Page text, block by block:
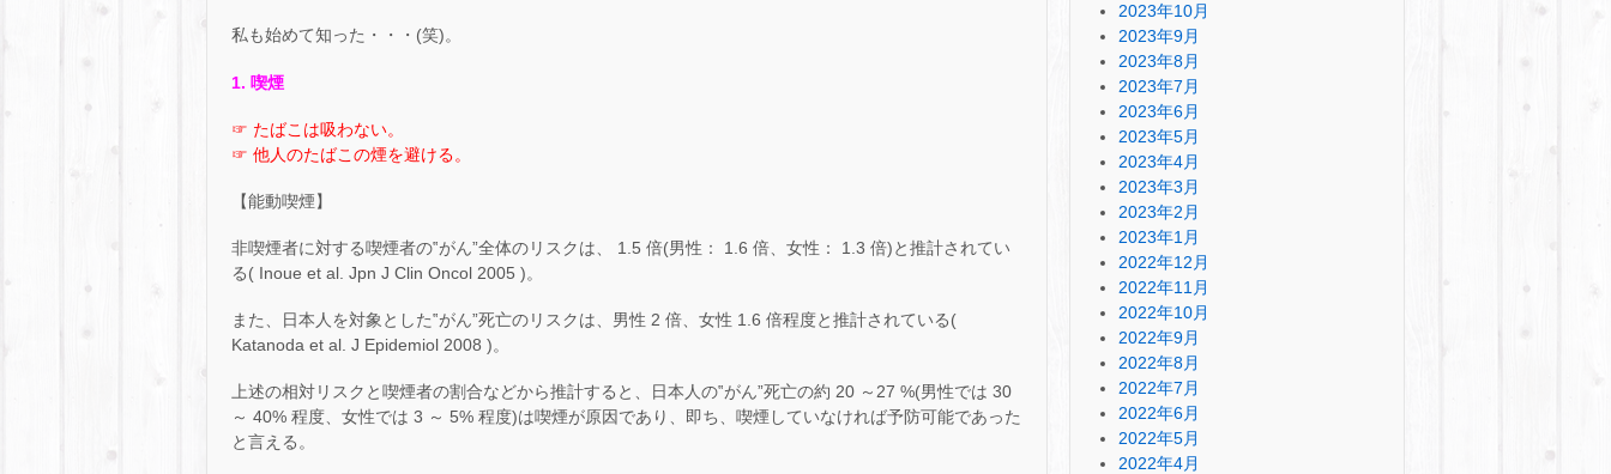
私も始めて知った・・・(笑)。
1. 喫煙
☞ たばこは吸わない。
☞ 他人のたばこの煙を避ける。
【能動喫煙】
非喫煙者に対する喫煙者の‟がん”全体のリスクは、 1.5 倍(男性： 1.6 倍、女性： 1.3 倍)と推計されてい
る( Inoue et al. Jpn J Clin Oncol 2005 )。
また、日本人を対象とした‟がん”死亡のリスクは、男性 2 倍、女性 1.6 倍程度と推計されている(
Katanoda et al. J Epidemiol 2008 )。
上述の相対リスクと喫煙者の割合などから推計すると、日本人の‟がん”死亡の約 20 ～27 %(男性では 30
～ 40% 程度、女性では 3 ～ 5% 程度)は喫煙が原因であり、即ち、喫煙していなければ予防可能であった
と言える。
2023年10月
2023年9月
2023年8月
2023年7月
2023年6月
2023年5月
2023年4月
2023年3月
2023年2月
2023年1月
2022年12月
2022年11月
2022年10月
2022年9月
2022年8月
2022年7月
2022年6月
2022年5月
2022年4月